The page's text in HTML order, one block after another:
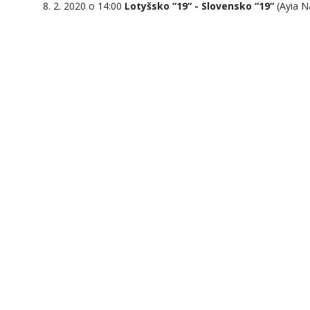
8. 2. 2020 o 14:00 Lotyšsko “19“ - Slovensko “19“ (Ayia